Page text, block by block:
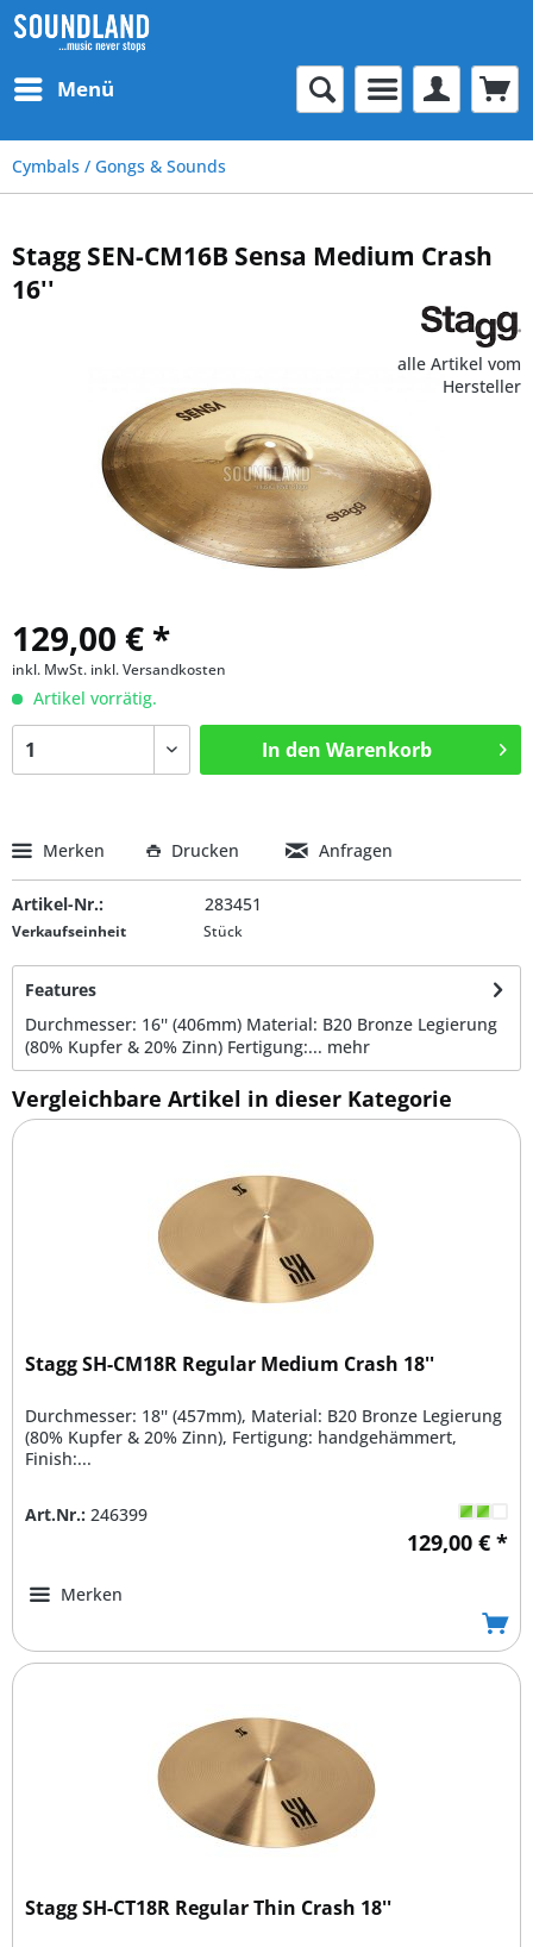
Menü
Cymbals / Gongs & Sounds
Stagg SEN-CM16B Sensa Medium Crash
16''
alle Artikel vom
Hersteller
129,00 € *
inkl. MwSt. inkl. Versandkosten
Artikel vorrätig.
In den Warenkorb
Merken Drucken Anfragen
Artikel-Nr.: 283451
Verkaufseinheit Stück
Features
Durchmesser: 16'' (406mm) Material: B20 Bronze Legierung
(80% Kupfer & 20% Zinn) Fertigung:... mehr
Vergleichbare Artikel in dieser Kategorie
Stagg SH-CM18R Regular Medium Crash 18''
Durchmesser: 18'' (457mm), Material: B20 Bronze Legierung
(80% Kupfer & 20% Zinn), Fertigung: handgehämmert,
Finish:...
Art.Nr.: 246399
129,00 € *
Merken
Stagg SH-CT18R Regular Thin Crash 18''